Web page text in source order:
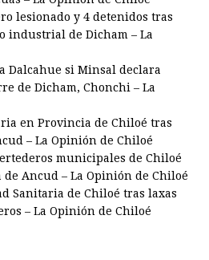
lesionado y 4 detenidos tras
industrial de Dicham – La
Dalcahue si Minsal declara
de Dicham, Chonchi – La
en Provincia de Chiloé tras
– La Opinión de Chiloé
municipales de Chiloé
Ancud – La Opinión de Chiloé
Sanitaria de Chiloé tras laxas
– La Opinión de Chiloé